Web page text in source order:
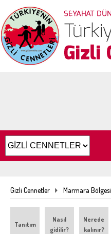
Gizli Cennetler Marmara Bölgesi
Tanıtım
Nasıl
gidilir?
Nerede
kalınır?